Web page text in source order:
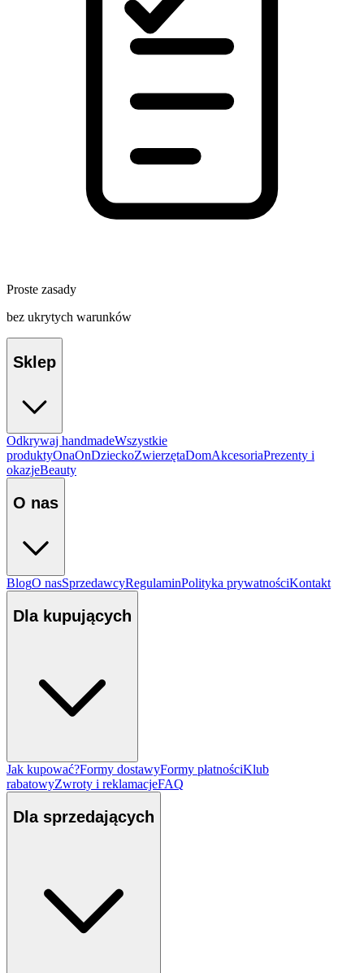
Proste zasady
bez ukrytych warunków
Sklep
Odkrywaj handmadeWszystkie
produktyOnaOnDzieckoZwierzętaDomAkcesoriaPrezenty i
okazjeBeauty
O nas
BlogO nasSprzedawcyRegulaminPolityka prywatnościKontakt
Dla kupujących
Jak kupować?Formy dostawyFormy płatnościKlub
rabatowyZwroty i reklamacjeFAQ
Dla sprzedających